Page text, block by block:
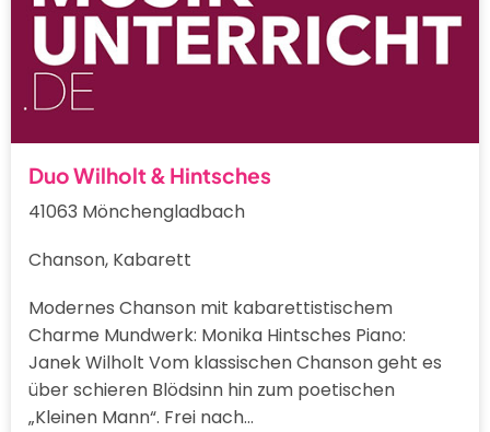
Duo Wilholt & Hintsches
41063 Mönchengladbach
Chanson, Kabarett
Modernes Chanson mit kabarettistischem
Charme Mundwerk: Monika Hintsches Piano:
Janek Wilholt Vom klassischen Chanson geht es
über schieren Blödsinn hin zum poetischen
„Kleinen Mann“. Frei nach…